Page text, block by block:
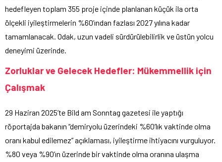
hedefleyen toplam 355 proje içinde planlanan küçük ila orta
ölçekli iyileştirmelerin %60’ından fazlası 2027 yılına kadar
tamamlanacak. Odak, uzun vadeli sürdürülebilirlik ve üstün yolcu
deneyimi üzerinde.
Zorluklar ve Gelecek Hedefler: Mükemmellik için
Çalışmak
29 Haziran 2025’te Bild am Sonntag gazetesi ile yaptığı
röportajda bakanın “demiryolu üzerindeki %60’lık vaktinde olma
oranı kabul edilemez” açıklaması, iyileştirme ihtiyacını vurguluyor.
%80 veya %90’ın üzerinde bir vaktinde olma oranına ulaşma